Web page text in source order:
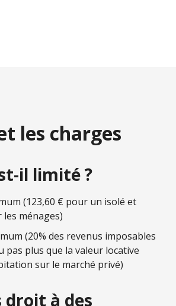
les charges
il limité ?
(123,60 € pour un isolé et
les ménages)
(20% des revenus imposables
pas plus que la valeur locative
sur le marché privé)
droit à des